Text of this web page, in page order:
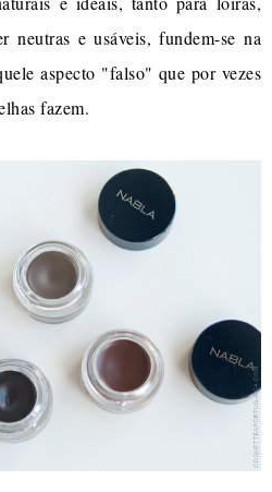
neutras e usáveis, fundem-se na
aspecto "falso" que por vezes
fazem.